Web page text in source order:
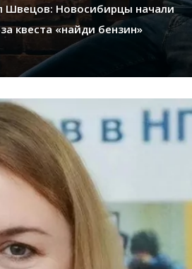
Швецов: Новосибирцы начали
квеста «найди бензин»